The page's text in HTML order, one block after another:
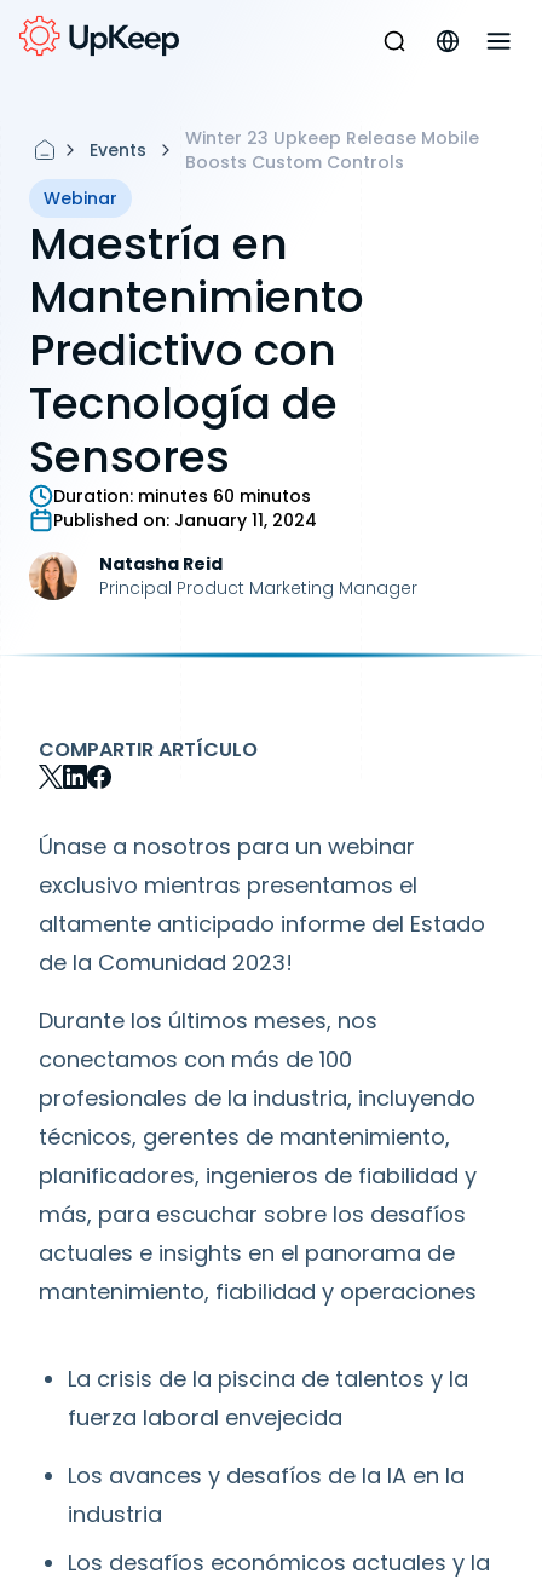
Events
Winter 23 Upkeep Release Mobile
Boosts Custom Controls
Webinar
Maestría en
Mantenimiento
Predictivo con
Tecnología de
Sensores
Duration: minutes 60 minutos
Published on: January 11, 2024
Natasha Reid
Principal Product Marketing Manager
COMPARTIR ARTÍCULO
Únase a nosotros para un webinar
exclusivo mientras presentamos el
altamente anticipado informe del Estado
de la Comunidad 2023!
Durante los últimos meses, nos
conectamos con más de 100
profesionales de la industria, incluyendo
técnicos, gerentes de mantenimiento,
planificadores, ingenieros de fiabilidad y
más, para escuchar sobre los desafíos
actuales e insights en el panorama de
mantenimiento, fiabilidad y operaciones
La crisis de la piscina de talentos y la
fuerza laboral envejecida
Los avances y desafíos de la IA en la
industria
Los desafíos económicos actuales y la